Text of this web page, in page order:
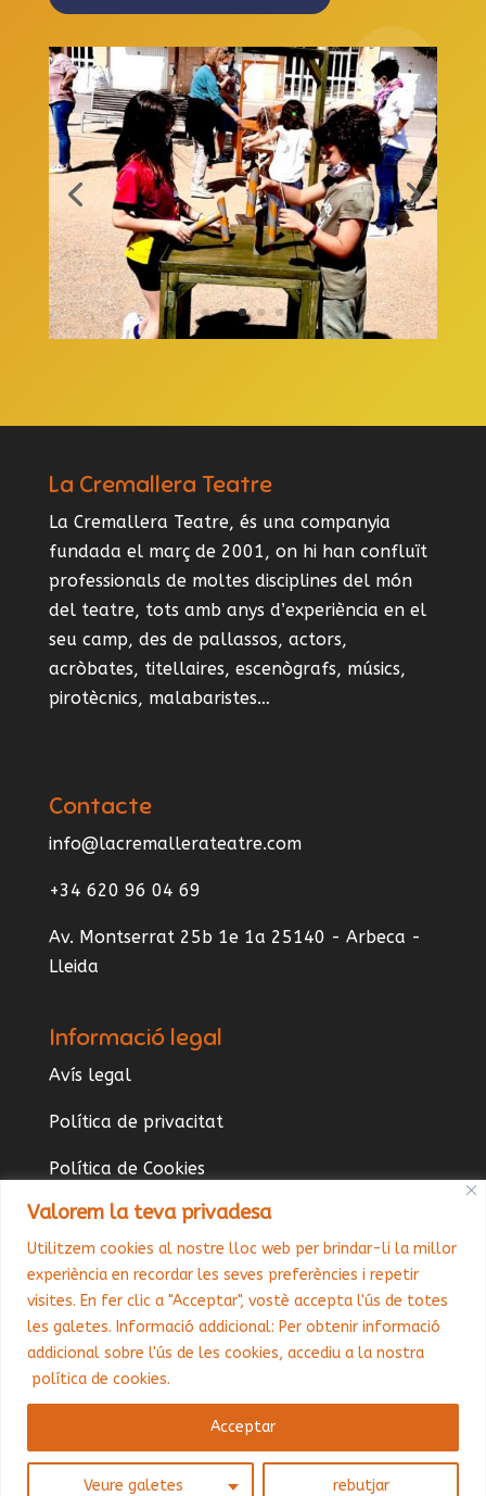
Valorem la teva privadesa
Utilitzem cookies al nostre lloc web per brindar-li la millor
experiència en recordar les seves preferències i repetir
visites. En fer clic a "Acceptar", vostè accepta l'ús de totes
les galetes. Informació addicional: Per obtenir informació
addicional sobre l'ús de les cookies, accediu a la nostra
política de cookies.
Veure galetes rebutjar
Acceptar
La Cremallera Teatre
La Cremallera Teatre, és una companyia
fundada el març de 2001, on hi han confluït
professionals de moltes disciplines del món
del teatre, tots amb anys d’experiència en el
seu camp, des de pallassos, actors,
acròbates, titellaires, escenògrafs, músics,
pirotècnics, malabaristes…
Contacte
info@lacremallerateatre.com
+34 620 96 04 69
Av. Montserrat 25b 1e 1a 25140 - Arbeca -
Lleida
Informació legal
Avís legal
Política de privacitat
Política de Cookies
Página accesibilidad
© Copyright La Cremallera Teatre 2023. Tots